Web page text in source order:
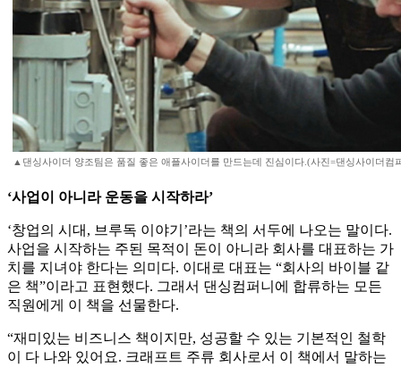
▲댄싱사이더 양조팀은 품질 좋은 애플사이더를 만드는데 진심이다.(사진=댄싱사이더컴
‘사업이 아니라 운동을 시작하라’
‘창업의 시대, 브루독 이야기’라는 책의 서두에 나오는 말이다.
사업을 시작하는 주된 목적이 돈이 아니라 회사를 대표하는 가
치를 지녀야 한다는 의미다. 이대로 대표는 “회사의 바이블 같
은 책”이라고 표현했다. 그래서 댄싱컴퍼니에 합류하는 모든
직원에게 이 책을 선물한다.
“재미있는 비즈니스 책이지만, 성공할 수 있는 기본적인 철학
이 다 나와 있어요. 크래프트 주류 회사로서 이 책에서 말하는